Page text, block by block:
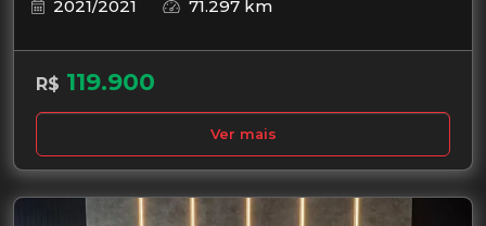
2021/2021
71.297 km
R$ 119.900
Ver mais